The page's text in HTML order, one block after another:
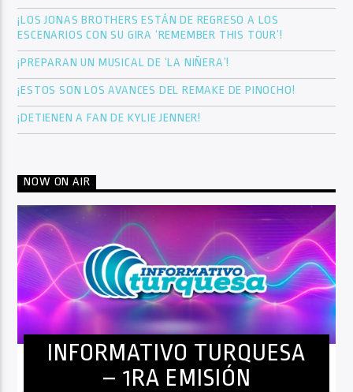
¡LOS JONAS BROTHERS ESTÁN DE REGRESO A LOS
ESCENARIOS CON SU GIRA ‘REMEMBER THIS TOUR’!
¡PREPARAN UN MUSICAL DE ‘LA NIÑERA’!
¡ESTOS SON LOS AVANCES DEL REMAKE DE PINOCHO!
¡DETIENEN A FAN DE KYLIE JENNER!
NOW ON AIR
INFORMATIVO TURQUESA
– 1RA EMISIÓN